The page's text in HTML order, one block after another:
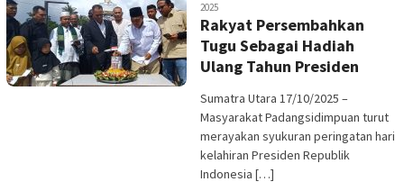
2025
Rakyat Persembahkan
Tugu Sebagai Hadiah
Ulang Tahun Presiden
Sumatra Utara 17/10/2025 –
Masyarakat Padangsidimpuan turut
merayakan syukuran peringatan hari
kelahiran Presiden Republik
Indonesia […]